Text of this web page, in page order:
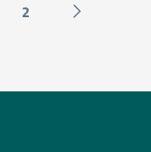
2
Successiva »